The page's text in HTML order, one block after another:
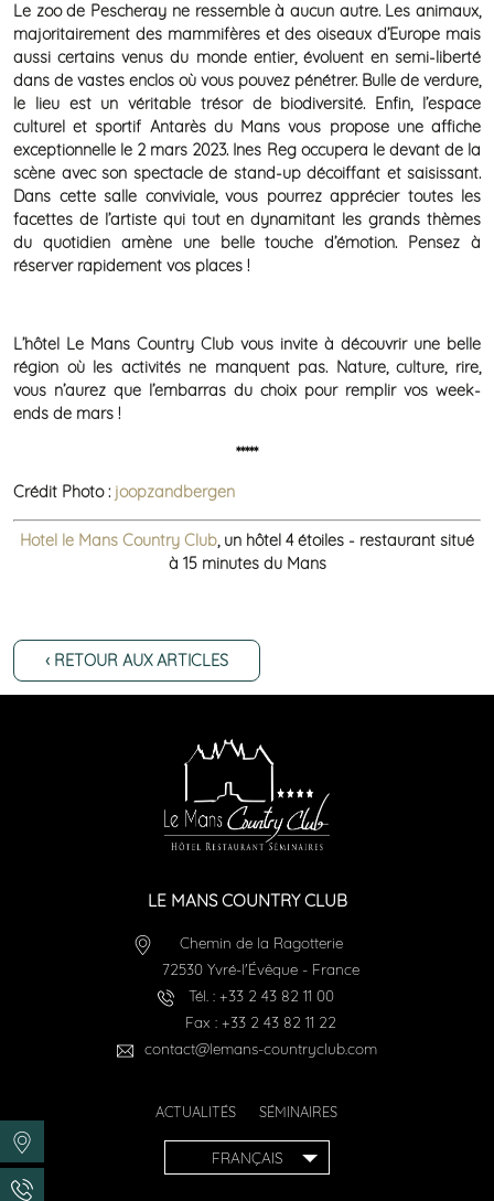
Le zoo de Pescheray ne ressemble à aucun autre. Les animaux,
majoritairement des mammifères et des oiseaux d’Europe mais
aussi certains venus du monde entier, évoluent en semi-liberté
dans de vastes enclos où vous pouvez pénétrer. Bulle de verdure,
le lieu est un véritable trésor de biodiversité. Enfin, l’espace
culturel et sportif Antarès du Mans vous propose une affiche
exceptionnelle le 2 mars 2023. Ines Reg occupera le devant de la
scène avec son spectacle de stand-up décoiffant et saisissant.
Dans cette salle conviviale, vous pourrez apprécier toutes les
facettes de l’artiste qui tout en dynamitant les grands thèmes
du quotidien amène une belle touche d’émotion. Pensez à
réserver rapidement vos places !
L’hôtel Le Mans Country Club vous invite à découvrir une belle
région où les activités ne manquent pas. Nature, culture, rire,
vous n’aurez que l’embarras du choix pour remplir vos week-
ends de mars !
*****
Crédit Photo : joopzandbergen
Hotel le Mans Country Club, un hôtel 4 étoiles - restaurant situé
à 15 minutes du Mans
‹ RETOUR AUX ARTICLES
LE MANS COUNTRY CLUB
Chemin de la Ragotterie
72530 Yvré-l'Évêque - France
Tél. : +33 2 43 82 11 00
Fax : +33 2 43 82 11 22
contact@lemans-countryclub.com
ACTUALITÉS SÉMINAIRES
FRANÇAIS